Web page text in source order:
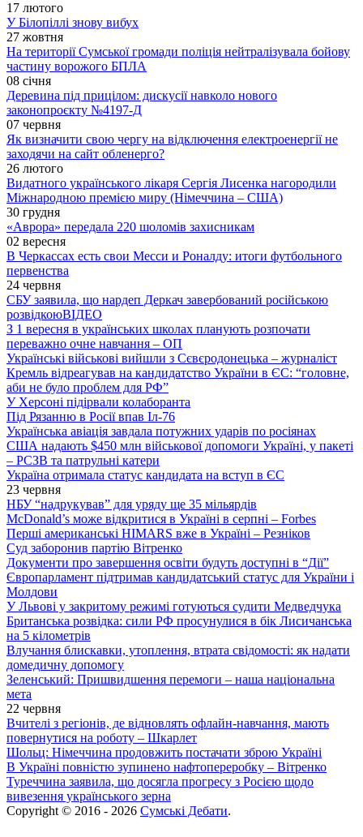
17 лютого
У Білопіллі знову вибух
27 жовтня
На території Сумської громади поліція нейтралізувала бойову
частину ворожого БПЛА
08 січня
Деревина під прицілом: дискусії навколо нового
законопроєкту №4197-Д
07 червня
Як визначити свою чергу на відключення електроенергії не
заходячи на сайт обленерго?
26 лютого
Видатного українського лікаря Сергія Лисенка нагородили
Міжнародною премією миру (Німеччина – США)
30 грудня
«Аврора» передала 220 шоломів захисникам
02 вересня
В Черкассах есть свои Месси и Роналду: итоги футбольного
первенства
24 червня
СБУ заявила, що нардеп Деркач завербований російською
розвідкоюВІДЕО
З 1 вересня в українських школах планують розпочати
переважно очне навчання – ОП
Українські військові вийшли з Сєвєродонецька – журналіст
Кремль відреагував на кандидатство України в ЄС: “головне,
аби не було проблем для РФ”
У Херсоні підірвали колаборанта
Під Рязанню в Росії впав Іл-76
Українська авіація завдала потужних ударів по росіянах
США надають $450 млн військової допомоги Україні, у пакеті
– РСЗВ та патрульні катери
Україна отримала статус кандидата на вступ в ЄС
23 червня
НБУ “надрукував” для уряду ще 35 мільярдів
McDonald’s може відкритися в Україні в серпні – Forbes
Перші американські HIMARS вже в Україні – Резніков
Суд заборонив партію Вітренко
Документи про завершення освіти будуть доступні в “Дії”
Європарламент підтримав кандидатський статус для України і
Молдови
У Львові у закритому режимі готуються судити Медведчука
Британська розвідка: сили РФ просунулися в бік Лисичанська
на 5 кілометрів
Влучання блискавки, утоплення, втрата свідомості: як надати
домедичну допомогу
Зеленський: Пришвидшення перемоги – наша національна
мета
22 червня
Вчителі з регіонів, де відновлять офлайн-навчання, мають
повернутися на роботу – Шкарлет
Шольц: Німеччина продовжить постачати зброю Україні
В Україні повністю зупинено нафтопереробку – Вітренко
Туреччина заявила, що досягла прогресу з Росією щодо
вивезення українського зерна
Copyright © 2016 - 2026 Сумські Дебати.